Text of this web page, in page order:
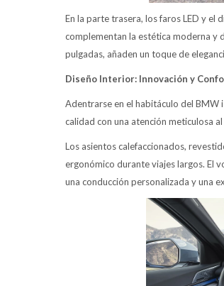
En la parte trasera, los faros LED y
complementan la estética moderna y
pulgadas, añaden un toque de
Diseño Interior: Innovación y
Adentrarse en el habitáculo del BMW
calidad con una atención meticulosa
Los asientos calefaccionados,
ergonómico durante viajes largos. El
una conducción personalizada y una